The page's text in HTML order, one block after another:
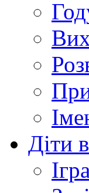
Діти